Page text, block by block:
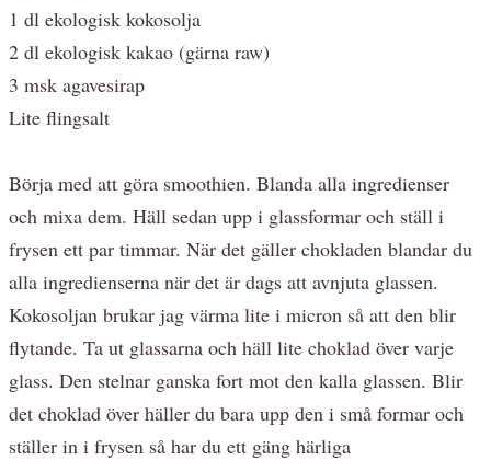
1 dl ekologisk kokosolja
2 dl ekologisk kakao (gärna raw)
3 msk agavesirap
Lite flingsalt
Börja med att göra smoothien. Blanda alla ingredienser
och mixa dem. Häll sedan upp i glassformar och ställ i
frysen ett par timmar. När det gäller chokladen blandar du
alla ingredienserna när det är dags att avnjuta glassen.
Kokosoljan brukar jag värma lite i micron så att den blir
flytande. Ta ut glassarna och häll lite choklad över varje
glass. Den stelnar ganska fort mot den kalla glassen. Blir
det choklad över häller du bara upp den i små formar och
ställer in i frysen så har du ett gäng härliga